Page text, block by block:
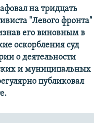
на тридцать
"Левого фронта"
его виновным в
оскорбления суд
о деятельности
и муниципальных
публиковал